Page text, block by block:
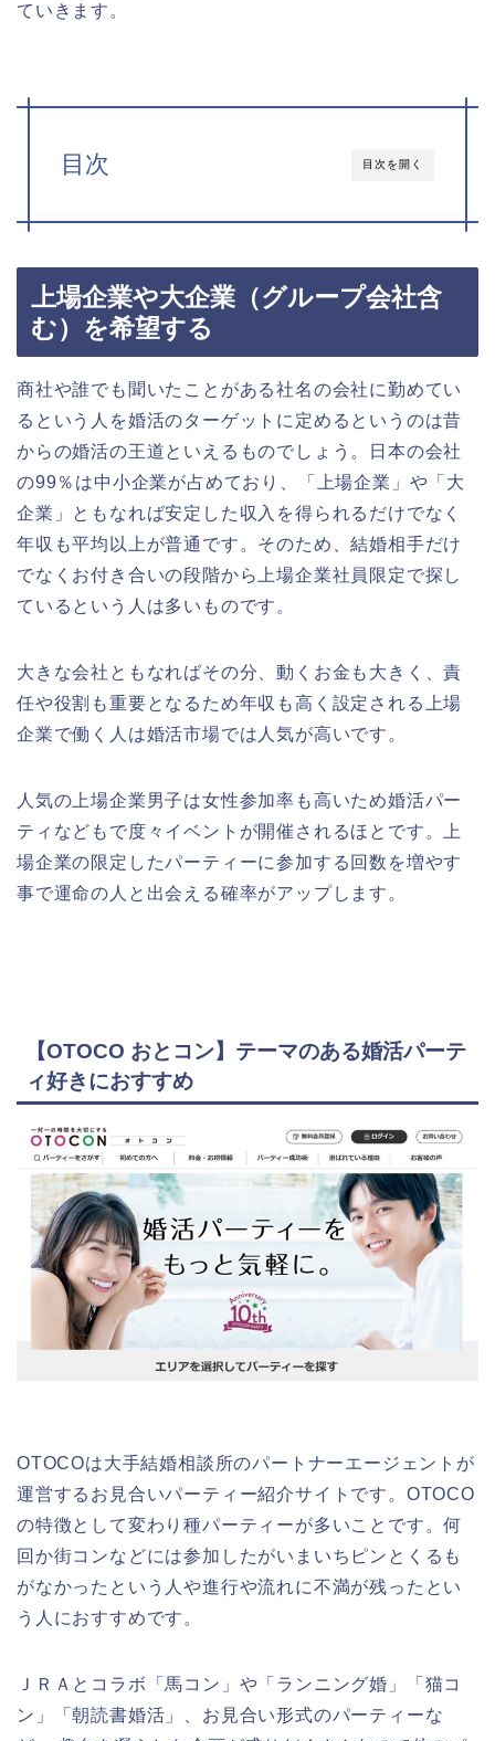
ていきます。
目次を開く
目次
上場企業や大企業（グループ会社含
む）を希望する
商社や誰でも聞いたことがある社名の会社に勤めてい
るという人を婚活のターゲットに定めるというのは昔
からの婚活の王道といえるものでしょう。日本の会社
の99％は中小企業が占めており、「上場企業」や「大
企業」ともなれば安定した収入を得られるだけでなく
年収も平均以上が普通です。そのため、結婚相手だけ
でなくお付き合いの段階から上場企業社員限定で探し
ているという人は多いものです。
大きな会社ともなればその分、動くお金も大きく、責
任や役割も重要となるため年収も高く設定される上場
企業で働く人は婚活市場では人気が高いです。
人気の上場企業男子は女性参加率も高いため婚活パー
ティなどもで度々イベントが開催されるほとです。上
場企業の限定したパーティーに参加する回数を増やす
事で運命の人と出会える確率がアップします。
【OTOCO おとコン】テーマのある婚活パーテ
ィ好きにおすすめ
OTOCOは大手結婚相談所のパートナーエージェントが
運営するお見合いパーティー紹介サイトです。OTOCO
の特徴として変わり種パーティーが多いことです。何
回か街コンなどには参加したがいまいちピンとくるも
がなかったという人や進行や流れに不満が残ったとい
う人におすすめです。
ＪＲＡとコラボ「馬コン」や「ランニング婚」「猫コ
ン」「朝読書婚活」、お見合い形式のパーティーな